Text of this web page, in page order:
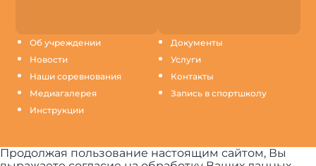
Об учреждении
Новости
Наши соревнования
Медиагалерея
Инструкции
Документы
Услуги
Контакты
Запись в спортшколу
Продолжая пользование настоящим сайтом, Вы